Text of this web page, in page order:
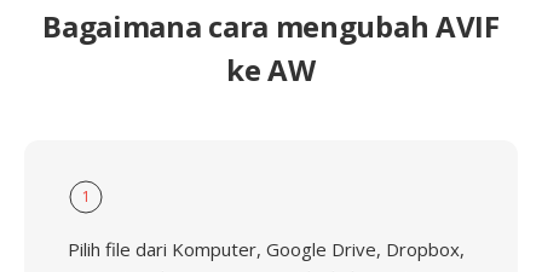
Bagaimana cara mengubah AVIF
ke AW
1
Pilih file dari Komputer, Google Drive, Dropbox,